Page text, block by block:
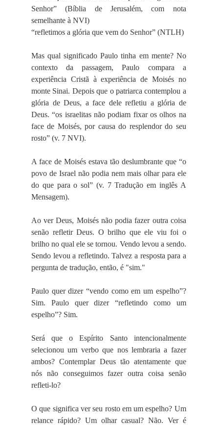
Senhor” (Bíblia de Jerusalém, com nota
semelhante à NVI)
“refletimos a glória que vem do Senhor” (NTLH)
Mas qual significado Paulo tinha em mente? No
contexto da passagem, Paulo compara a
experiência Cristã à experiência de Moisés no
monte Sinai. Depois que o patriarca contemplou a
glória de Deus, a face dele refletiu a glória de
Deus. “os israelitas não podiam fixar os olhos na
face de Moisés, por causa do resplendor do seu
rosto” (v. 7 NVI).
A face de Moisés estava tão deslumbrante que “o
povo de Israel não podia nem mais olhar para ele
do que para o sol” (v. 7 Tradução em inglês A
Mensagem).
Ao ver Deus, Moisés não podia fazer outra coisa
senão refletir Deus. O brilho que ele viu foi o
brilho no qual ele se tornou. Vendo levou a sendo.
Sendo levou a refletindo. Talvez a resposta para a
pergunta de tradução, então, é "sim."
Paulo quer dizer “vendo como em um espelho”?
Sim. Paulo quer dizer “refletindo como um
espelho”? Sim.
Será que o Espírito Santo intencionalmente
selecionou um verbo que nos lembraria a fazer
ambos? Contemplar Deus tão atentamente que
nós não conseguimos fazer outra coisa senão
refleti-lo?
O que significa ver seu rosto em um espelho? Um
relance rápido? Um olhar casual? Não. Ver é